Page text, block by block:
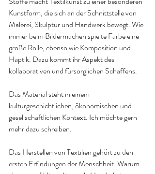
Kunstform, die sich an der Schnittstelle von
Malerei, Skulptur und Handwerk bewegt. Wie
immer beim Bildermachen spielte Farbe eine
große Rolle, ebenso wie Komposition und
Haptik. Dazu kommt ihr Aspekt des
kollaborativen und fürsorglichen Schaffens.
Das Material steht in einem
kulturgeschichtlichen, ökonomischen und
gesellschaftlichen Kontext. Ich möchte gern
mehr dazu schreiben.
Das Herstellen von Textilien gehört zu den
ersten Erfindungen der Menschheit. Warum